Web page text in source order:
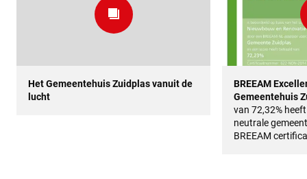
Het Gemeentehuis Zuidplas vanuit de
lucht
BREEAM
Gemeentehuis
van 72,32%
neutrale
BREEAM